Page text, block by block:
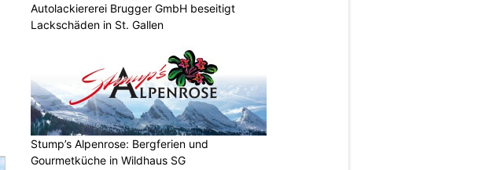
Autolackiererei Brugger GmbH beseitigt
Lackschäden in St. Gallen
Stump’s Alpenrose: Bergferien und
Gourmetküche in Wildhaus SG